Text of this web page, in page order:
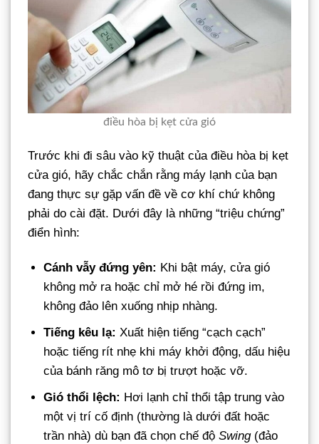
điều hòa bị kẹt cửa gió
Trước khi đi sâu vào kỹ thuật của điều hòa bị kẹt
cửa gió, hãy chắc chắn rằng máy lạnh của bạn
đang thực sự gặp vấn đề về cơ khí chứ không
phải do cài đặt. Dưới đây là những “triệu chứng”
điển hình:
Cánh vẫy đứng yên: Khi bật máy, cửa gió
không mở ra hoặc chỉ mở hé rồi đứng im,
không đảo lên xuống nhịp nhàng.
Tiếng kêu lạ: Xuất hiện tiếng “cạch cạch”
hoặc tiếng rít nhẹ khi máy khởi động, dấu hiệu
của bánh răng mô tơ bị trượt hoặc vỡ.
Gió thổi lệch: Hơi lạnh chỉ thổi tập trung vào
một vị trí cố định (thường là dưới đất hoặc
trần nhà) dù bạn đã chọn chế độSwing(đảo